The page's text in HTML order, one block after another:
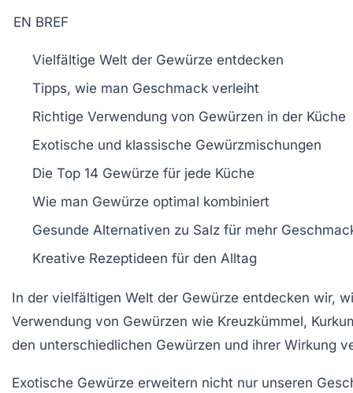
EN BREF
Vielfältige Welt der Gewürze entdecken
Tipps, wie man Geschmack verleiht
Richtige Verwendung von Gewürzen in der Küche
Exotische und klassische Gewürzmischungen
Die Top 14 Gewürze für jede Küche
Wie man Gewürze optimal kombiniert
Gesunde Alternativen zu Salz für mehr
Kreative Rezeptideen für den Alltag
In der vielfältigen Welt der Gewürze entdecken wir,
Verwendung von Gewürzen wie Kreuzkümmel,
den unterschiedlichen Gewürzen und ihrer Wirkung
Exotische Gewürze erweitern nicht nur unseren